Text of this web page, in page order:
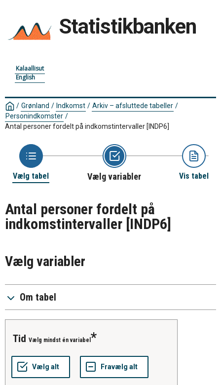
Statistikbanken
Kalaallisut
English
/ Grønland / Indkomst / Arkiv – afsluttede tabeller /
Personindkomster /
Antal personer fordelt på indkomstintervaller [INDP6]
Vælg tabel Vælg variabler Vis tabel
Antal personer fordelt på
indkomstintervaller [INDP6]
Vælg variabler
Om tabel
tid Vælg mindst én variabel